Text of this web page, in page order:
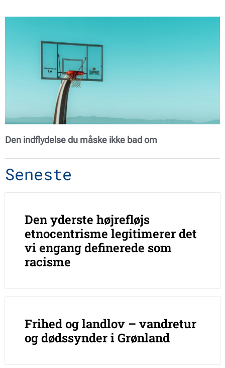
Den indflydelse du måske ikke bad om
Seneste
Den yderste højrefløjs
etnocentrisme legitimerer det
vi engang definerede som
racisme
Frihed og landlov – vandretur
og dødssynder i Grønland